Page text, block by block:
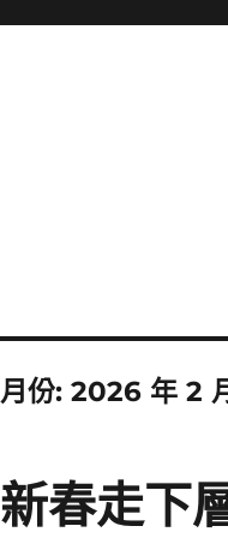
月份: 2026 年 2
新春走下